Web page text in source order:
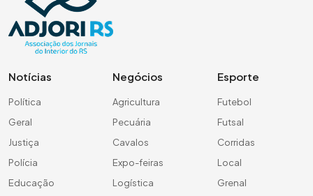
Notícias
Política
Geral
Justiça
Polícia
Educação
Negócios
Agricultura
Pecuária
Cavalos
Expo-feiras
Logística
Esporte
Futebol
Futsal
Corridas
Local
Grenal